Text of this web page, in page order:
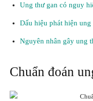
Ung thư gan có nguy
Dấu hiệu phát hiện
Nguyên nhân gây ung
Chuẩn đoán